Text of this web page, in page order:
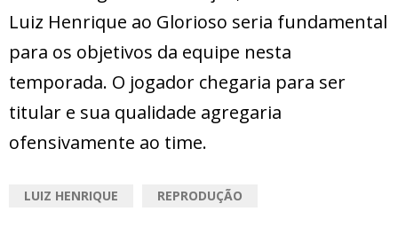
Luiz Henrique ao Glorioso seria fundamental
para os objetivos da equipe nesta
temporada. O jogador chegaria para ser
titular e sua qualidade agregaria
ofensivamente ao time.
LUIZ HENRIQUE REPRODUÇÃO